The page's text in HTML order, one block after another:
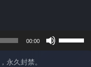
00:00
使
永久封禁。